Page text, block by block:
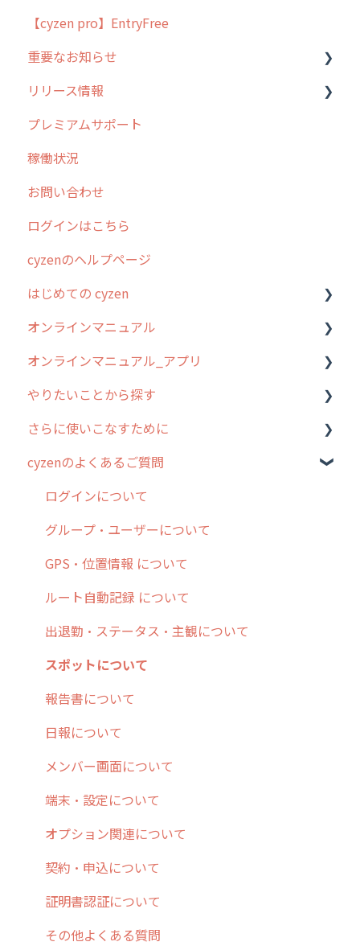
よくある質問
ラウンダー
メンテナンス
外廻り営業
清掃
不動産
【cyzen pro】EntryFree
重要なお知らせ
過去の重要なお知らせ
障害情報
リリース情報
リリース
2026年のリリース情報
2025年のリリース情報
2024年のリリース情報
2023年のリリース情報
過去のリリース
2019年までのリリース情報
お客様の声を実現しました
プレミアムサポート
稼働状況
お問い合わせ
ログインはこちら
cyzenのヘルプページ
はじめての cyzen
0. はじめてのcyzenの使い方
1. cyzenについて知ろう
2. 主要機能の概要
3. cyzenの位置情報取得について
4. cyzen利用前の準備：システム管理者編
5. 基本的な使い方：システム管理者編
6. 基本的な使い方：ユーザー編
7. 初心者向けよくある質問集
8. 用語集
9. もっと便利に利用するための設定
10.ユーザー向けおすすめの使い方
【業界業種別】cyzen設定方法
オンラインマニュアル
管理サイトの使い始め
ユーザー・グループ管理
行動管理
予定管理
スポット
ステータス・主観
報告書・行動種別
勤怠管理
活動通知
パフォーマンス
帳票出力
メッセージ・ファイル添付
商品
各種設定・その他
オンラインマニュアル_アプリ
アプリの使い始め
ホーム画面
スポット
報告閲覧
予定
日報
履歴
メンバー
メッセージ
パフォーマンス
外部リンク
お知らせ
設定
やりたいことから探す
行動管理
勤怠管理
予定管理
スポット
ステータス・主観
報告書・行動種別
ユーザー・グループ管理
メッセージ機能
活動通知
内線電話
商品
各種設定・ログイン
さらに使いこなすために
はじめに
スポット・ステータス関連オプション
交通費自動計算
安全走行支援
写真管理・高画質化
ダッシュボード（BI）・パフォーマンス
連携オプション
その他オプション
IP接続制限・端末認証設定
契約・その他
cyzenのよくあるご質問
ログインについて
グループ・ユーザーについて
GPS・位置情報 について
ルート自動記録 について
出退勤・ステータス・主観について
スポットについて
報告書について
日報について
メンバー画面について
端末・設定について
オプション関連について
契約・申込について
証明書認証について
その他よくある質問